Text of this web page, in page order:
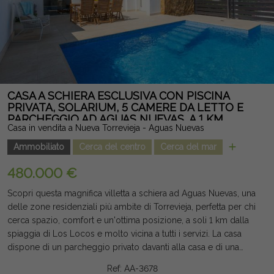
La sua posizione privilegiata consente un facile accesso a
supermercati, centri commerciali, ristoranti, scuole, aree
sportive e tutti i servizi necessari, rendendolo un'ottima
opzione sia come residenza permanente, seconda casa o
caratteristiche, progettata per godere dello stile di vita
mediterraneo autentico. Nota legale: Tasse e costi non inclusi.
Le informazioni fornite sono indicative e non vincolanti dal
punto di vista legale, e possono contenere errori.
CASA A SCHIERA ESCLUSIVA CON PISCINA
PRIVATA, SOLARIUM, 5 CAMERE DA LETTO E
PARCHEGGIO AD AGUAS NUEVAS, A 1 KM
DALLA SPIAGGIA
Casa in vendita a Nueva Torrevieja - Aguas Nuevas
Ammobiliato
Cerca del centro Cerca del mar
480.000 €
Scopri questa magnifica villetta a schiera ad Aguas Nuevas, una
delle zone residenziali più ambite di Torrevieja, perfetta per chi
cerca spazio, comfort e un'ottima posizione, a soli 1 km dalla
spiaggia di Los Locos e molto vicina a tutti i servizi. La casa
dispone di un parcheggio privato davanti alla casa e di una
Ref: AA-3678